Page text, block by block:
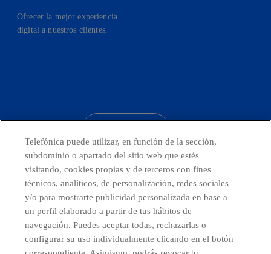
Ofrecer la mejor experiencia
digital a nuestros clientes.
Telefónica en redes sociales
Canal de Denuncias
Telefónica puede utilizar, en función de la sección,
subdominio o apartado del sitio web que estés
visitando, cookies propias y de terceros con fines
técnicos, analíticos, de personalización, redes sociales
y/o para mostrarte publicidad personalizada en base a
un perfil elaborado a partir de tus hábitos de
navegación. Puedes aceptar todas, rechazarlas o
configurar su uso individualmente clicando en el botón